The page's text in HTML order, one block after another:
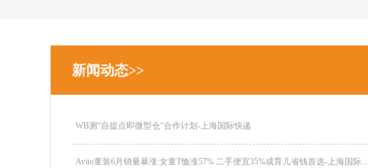
新闻动态>>
WB测“自提点即微型仓”合作计划-上海国际快递
Avito童装6月销量暴涨:女童T恤涨57% 二手便宜35%成育儿省钱首选-上海国际...